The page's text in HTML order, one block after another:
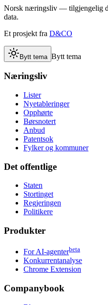
Norsk næringsliv — tilgjengelig
data.
Et prosjekt fra D&CO
Bytt tema Bytt tema
Næringsliv
Lister
Nyetableringer
Opphørte
Børsnotert
Anbud
Patentsok
Fylker og kommuner
Det offentlige
Staten
Stortinget
Regjeringen
Politikere
Produkter
For AI-agenterbeta
Konkurrentanalyse
Chrome Extension
Companybook